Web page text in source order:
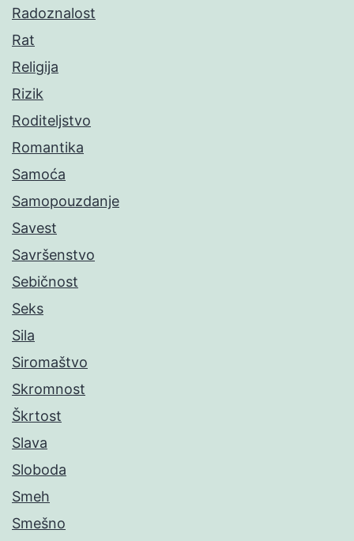
Radoznalost
Rat
Religija
Rizik
Roditeljstvo
Romantika
Samoća
Samopouzdanje
Savest
Savršenstvo
Sebičnost
Seks
Sila
Siromaštvo
Skromnost
Škrtost
Slava
Sloboda
Smeh
Smešno